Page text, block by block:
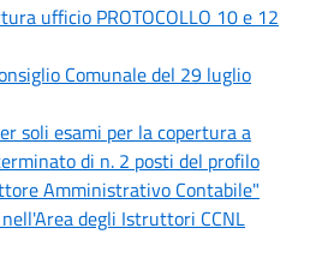
ufficio PROTOCOLLO 10 e 12
Comunale del 29 luglio
soli esami per la copertura a
di n. 2 posti del profilo
Amministrativo Contabile"
degli Istruttori CCNL